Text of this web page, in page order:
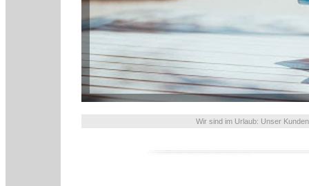
Wir sind im Urlaub: Unser